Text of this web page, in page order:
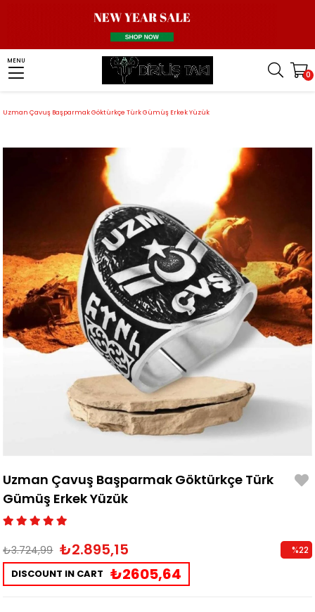
MENU
0
Men Silver Ring Turkish Soldier and Police Ring
Uzman Çavuş Başparmak Göktürkçe Türk Gümüş Erkek Yüzük
Uzman Çavuş Başparmak Göktürkçe Türk
Gümüş Erkek Yüzük
₺3.724,99 ₺2.895,15
DISCOUNT IN CART ₺2605,64
%22